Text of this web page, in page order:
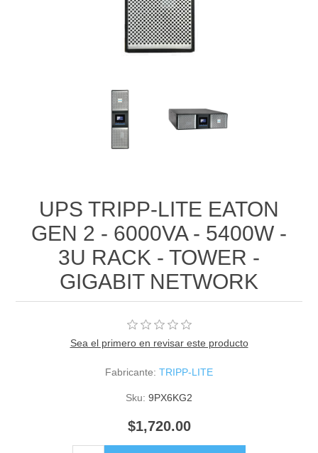
UPS TRIPP-LITE EATON
GEN 2 - 6000VA - 5400W -
3U RACK - TOWER -
GIGABIT NETWORK
Sea el primero en revisar este producto
Fabricante: TRIPP-LITE
Sku: 9PX6KG2
$1,720.00